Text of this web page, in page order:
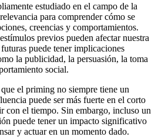
estudiado en el campo de la
para comprender cómo se
creencias y comportamientos.
previos pueden afectar nuestra
puede tener implicaciones
la publicidad, la persuasión, la toma
social.
el priming no siempre tiene un
puede ser más fuerte en el corto
con el tiempo. Sin embargo, incluso un
puede tener un impacto significativo
y actuar en un momento dado.